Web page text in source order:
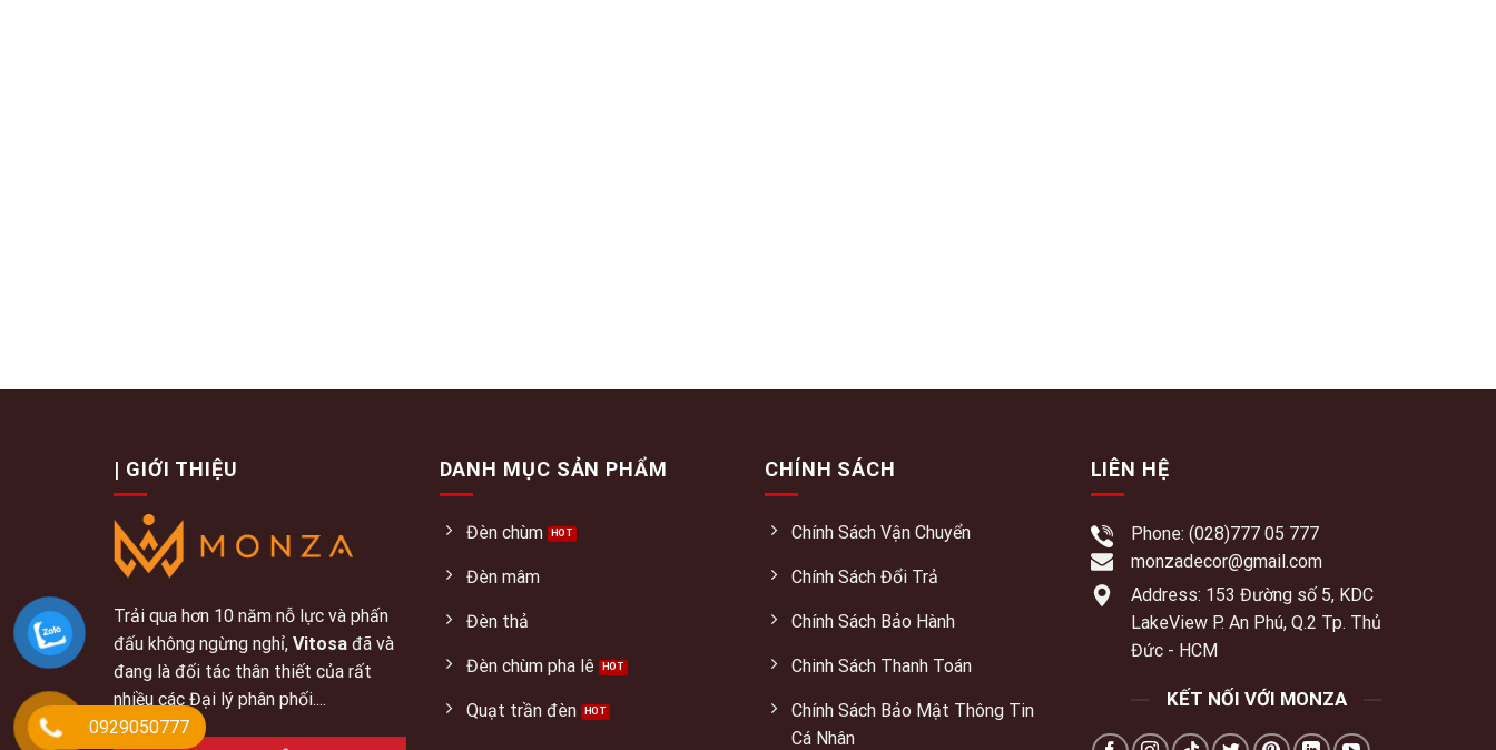
| GIỚI THIỆU
Trải qua hơn 10 năm nỗ lực và phấn
đấu không ngừng nghỉ, Vitosa đã và
đang là đối tác thân thiết của rất
nhiều các Đại lý phân phối....
DANH MỤC SẢN PHẨM
Đèn chùm
Đèn mâm
Đèn thả
Đèn chùm pha lê
Quạt trần đèn
CHÍNH SÁCH
Chính Sách Vận Chuyển
Chính Sách Đổi Trả
Chính Sách Bảo Hành
Chinh Sách Thanh Toán
Chính Sách Bảo Mật Thông Tin
Cá Nhân
LIÊN HỆ
Phone: (028)777 05 777
monzadecor@gmail.com
Address: 153 Đường số 5, KDC
LakeView P. An Phú, Q.2 Tp. Thủ
Đức - HCM
KẾT NỐI VỚI MONZA
0929050777